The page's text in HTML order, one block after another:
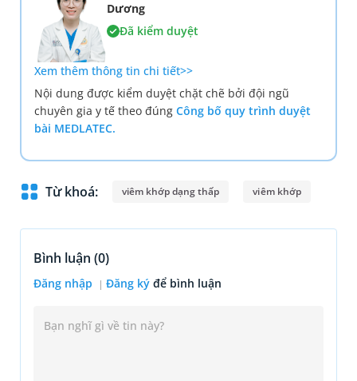
Dương
Đã kiểm duyệt
Xem thêm thông tin chi tiết>>
Nội dung được kiểm duyệt chặt chẽ bởi đội ngũ
chuyên gia y tế theo đúng Công bố quy trình duyệt
bài MEDLATEC.
Từ khoá: viêm khớp dạng thấp viêm khớp
Bình luận (0)
Đăng nhập Đăng ký để bình luận